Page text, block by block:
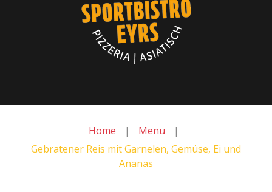
Home | Menu
|
Gebratener Reis mit Garnelen, Gemüse, Ei und
Ananas